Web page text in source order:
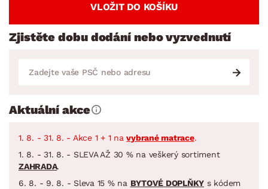
VLOŽIT DO KOŠÍKU
Zjistěte dobu dodání nebo vyzvednutí
Aktuální akce
1. 8. - 31. 8. - Akce 1 + 1 navybrané matrace.
1. 8. - 31. 8. - SLEVA AŽ 30 % na veškerý sortiment
ZAHRADA.
6. 8. - 9. 8. - Sleva 15 % na BYTOVÉ DOPLŇKY s kódem